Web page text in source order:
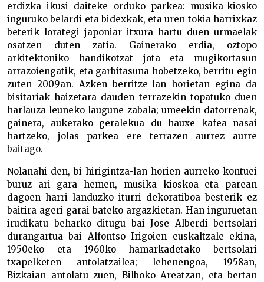
erdizka ikusi daiteke orduko parkea: musika-kiosko
inguruko belardi eta bidexkak, eta uren tokia harrixkaz
beterik lorategi japoniar itxura hartu duen urmaelak
osatzen duten zatia. Gainerako erdia, oztopo
arkitektoniko handikotzat jota eta mugikortasun
arrazoiengatik, eta garbitasuna hobetzeko, berritu egin
zuten 2009an. Azken berritze-lan horietan egina da
bisitariak haizetara dauden terrazekin topatuko duen
harlauza leuneko laugune zabala; umeekin datorrenak,
gainera, aukerako geralekua du hauxe kafea nasai
hartzeko, jolas parkea ere terrazen aurrez aurre
baitago.
Nolanahi den, bi hirigintza-lan horien aurreko kontuei
buruz ari gara hemen, musika kioskoa eta parean
dagoen harri landuzko iturri dekoratiboa besterik ez
baitira ageri garai bateko argazkietan. Han inguruetan
irudikatu beharko ditugu bai Jose Alberdi bertsolari
durangartua bai Alfontso Irigoien euskaltzale ekina,
1950eko eta 1960ko hamarkadetako bertsolari
txapelketen antolatzailea; lehenengoa, 1958an,
Bizkaian antolatu zuen, Bilboko Areatzan, eta bertan